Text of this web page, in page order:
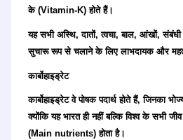
के (Vitamin-K) होते हैं।
यह सभी अस्थि, दातों, त्वचा, बाल, आंखों, संबंधी
सुचारू रूप से चलाने के लिए लाभदायक और
कार्बोहाइड्रेट
कार्बोहाइड्रेट वे पोषक पदार्थ होते हैं, जिनका
क्योंकि यह भारत ही नहीं बल्कि विश्व के सभी
(Main nutrients) होता है।